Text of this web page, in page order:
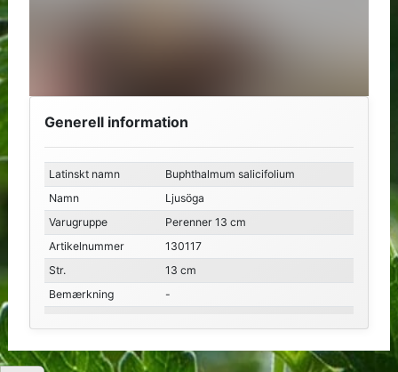
Generell information
Latinskt namn
Buphthalmum salicifolium
Namn
Ljusöga
Varugruppe
Perenner 13 cm
Artikelnummer
130117
Str.
13 cm
Bemærkning
-